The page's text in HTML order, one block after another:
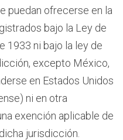
puedan ofrecerse en la
bajo la Ley de
1933 ni bajo la ley de
excepto México,
en Estados Unidos
ni en otra
exención aplicable de
jurisdicción.